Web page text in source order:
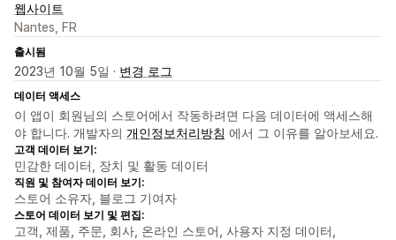
웹사이트
Nantes, FR
출시됨
2023년 10월 5일 · 변경 로그
데이터 액세스
이 앱이 회원님의 스토어에서 작동하려면 다음 데이터에 액세스해
야 합니다. 개발자의 개인정보처리방침 에서 그 이유를 알아보세요.
고객 데이터 보기:
민감한 데이터, 장치 및 활동 데이터
직원 및 참여자 데이터 보기:
스토어 소유자, 블로그 기여자
스토어 데이터 보기 및 편집:
고객, 제품, 주문, 회사, 온라인 스토어, 사용자 지정 데이터,